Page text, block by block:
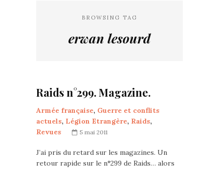
BROWSING TAG
erwan lesourd
Raids n°299. Magazine.
Armée française, Guerre et conflits
actuels, Légion Etrangère, Raids,
Revues
5 mai 2011
J’ai pris du retard sur les magazines. Un
retour rapide sur le n°299 de Raids… alors